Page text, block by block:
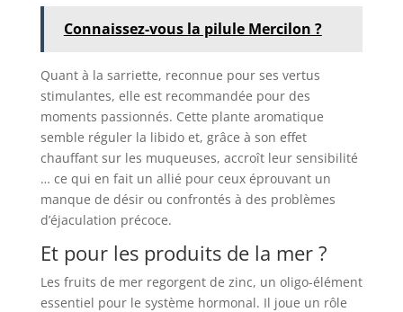
Connaissez-vous la pilule Mercilon ?
Quant à la sarriette, reconnue pour ses vertus
stimulantes, elle est recommandée pour des
moments passionnés. Cette plante aromatique
semble réguler la libido et, grâce à son effet
chauffant sur les muqueuses, accroît leur sensibilité
… ce qui en fait un allié pour ceux éprouvant un
manque de désir ou confrontés à des problèmes
d’éjaculation précoce.
Et pour les produits de la mer ?
Les fruits de mer regorgent de zinc, un oligo-élément
essentiel pour le système hormonal. Il joue un rôle